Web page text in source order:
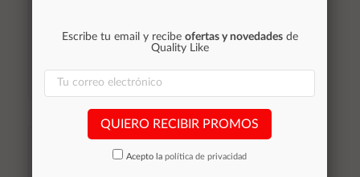
6,30 €
Stocks (2)
Añadir al
carrito
5,02 €
Stocks (1)
Añadir al
carrito
Escribe tu email y recibe ofertas y novedadesde
Quality Like
QUIERO RECIBIR PROMOS
Acepto la política de privacidad